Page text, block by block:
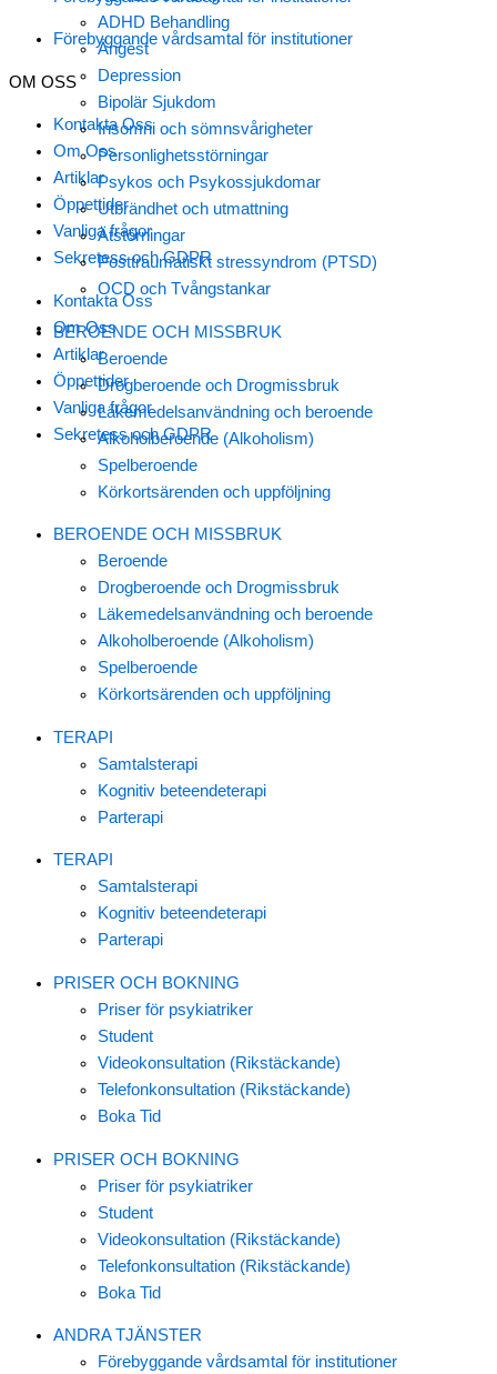
Förebyggande vårdsamtal för institutioner
OM OSS
Kontakta Oss
Om Oss
Artiklar
Öppettider
Vanliga frågor
Sekretess och GDPR
Kontakta Oss
Om Oss
Artiklar
Öppettider
Vanliga frågor
Sekretess och GDPR
ADHD Behandling
Ångest
Depression
Bipolär Sjukdom
Insomni och sömnsvårigheter
Personlighetsstörningar
Psykos och Psykossjukdomar
Utbrändhet och utmattning
Ätstörningar
Posttraumatiskt stressyndrom (PTSD)
OCD och Tvångstankar
BEROENDE OCH MISSBRUK
Beroende
Drogberoende och Drogmissbruk
Läkemedelsanvändning och beroende
Alkoholberoende (Alkoholism)
Spelberoende
Körkortsärenden och uppföljning
BEROENDE OCH MISSBRUK
Beroende
Drogberoende och Drogmissbruk
Läkemedelsanvändning och beroende
Alkoholberoende (Alkoholism)
Spelberoende
Körkortsärenden och uppföljning
TERAPI
Samtalsterapi
Kognitiv beteendeterapi
Parterapi
TERAPI
Samtalsterapi
Kognitiv beteendeterapi
Parterapi
PRISER OCH BOKNING
Priser för psykiatriker
Student
Videokonsultation (Rikstäckande)
Telefonkonsultation (Rikstäckande)
Boka Tid
PRISER OCH BOKNING
Priser för psykiatriker
Student
Videokonsultation (Rikstäckande)
Telefonkonsultation (Rikstäckande)
Boka Tid
ANDRA TJÄNSTER
Förebyggande vårdsamtal för institutioner